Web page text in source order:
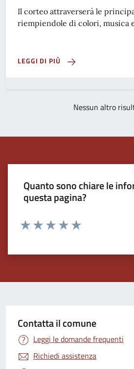
Il corteo attraverserà le
riempiendole di colori, musica
LEGGI DI PIÙ
Nessun altro
Quanto sono chiare le
questa pagina?
Contatta il comune
Leggi le domande frequenti
Richiedi assistenza